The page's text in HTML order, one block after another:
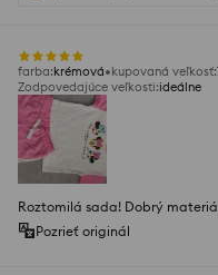
farba:krémová kupovaná veľkosť:
Zodpovedajúce veľkosti:ideálne
Roztomilá sada! Dobrý
Pozrieť originál